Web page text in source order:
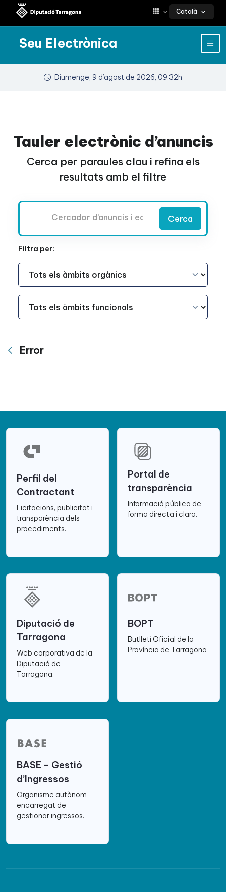
Català
Seu Electrònica
Diumenge, 9 d’agost de 2026, 09:32h
Tauler electrònic d’anuncis
Cerca per paraules clau i refina els
resultats amb el filtre
Cerca
Filtra per:
Àmbit Funcional
Àmbit Funcional
Vés enrere
Error
Perfil del
Contractant
Licitacions, publicitat i
transparència dels
procediments.
Portal de
transparència
Informació pública de
forma directa i clara.
Diputació de
Tarragona
Web corporativa de la
Diputació de
Tarragona.
BOPT
Butlletí Oficial de la
Província de Tarragona
BASE – Gestió
d’Ingressos
Organisme autònom
encarregat de
gestionar ingressos.